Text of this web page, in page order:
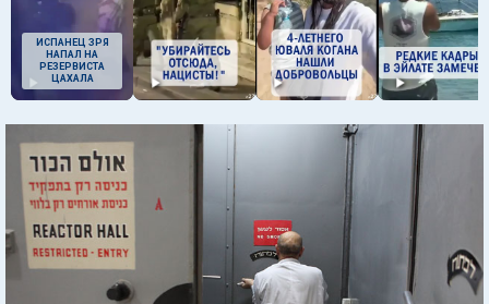
ИСПАНЕЦ ЗРЯ
НАПАЛ НА
РЕЗЕРВИСТА
ЦАХАЛА